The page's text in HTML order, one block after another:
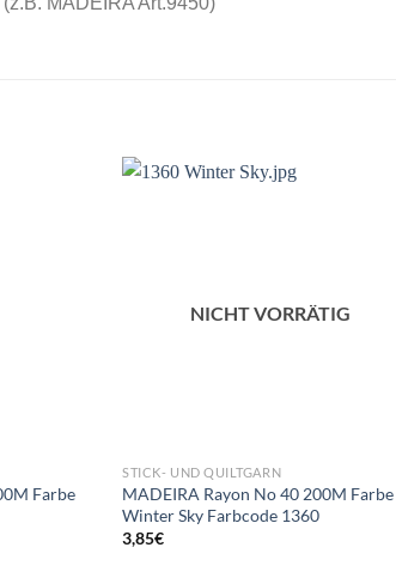
Farbe
NICHT VORRÄTIG
STICK- UND QUILTGARN
MADEIRA Rayon No 40 200M Farbe
Winter Sky Farbcode 1360
3,85€